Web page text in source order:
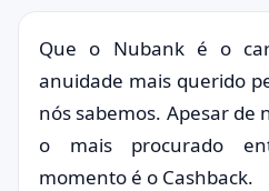
Que o Nubank é o
anuidade mais querido
nós sabemos. Apesar de
o mais procurado
momento é o Cashback.